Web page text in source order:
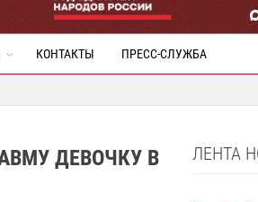
КОНТАКТЫ ПРЕСС-СЛУЖБА
ДЕВОЧКУ В
ЛЕНТА